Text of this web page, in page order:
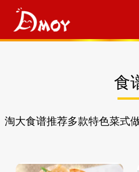
食
淘大食谱推荐多款特色菜式